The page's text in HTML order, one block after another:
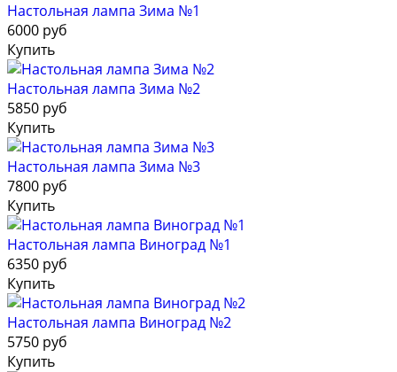
Настольная лампа Зима №1
6000 руб
Купить
Настольная лампа Зима №2
5850 руб
Купить
Настольная лампа Зима №3
7800 руб
Купить
Настольная лампа Виноград №1
6350 руб
Купить
Настольная лампа Виноград №2
5750 руб
Купить